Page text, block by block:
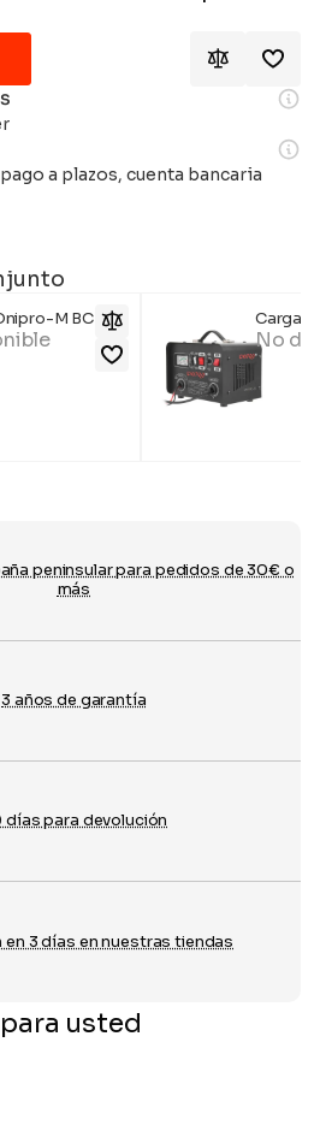
a plazos, cuenta bancaria
M BC-16
No
peninsular para pedidos de 30€ o
más
3 años de garantía
días para devolución
en 3 días en nuestras tiendas
usted